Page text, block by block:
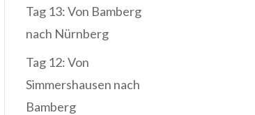
Tag 13: Von Bamberg
nach Nürnberg
Tag 12: Von
Simmershausen nach
Bamberg